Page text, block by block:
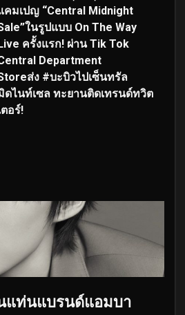
คมเปญ “Central Midnight
ในรูปแบบ On The Way
ครั้งแรก! ผ่าน Tik Tok
Department
ส่ง #บะบิวไปเซ็นทรัล
ดไนท์เซล ทะยานติดเทรนด์ทวิต
ตอร์!
แท่นแบรนด์แอมบา